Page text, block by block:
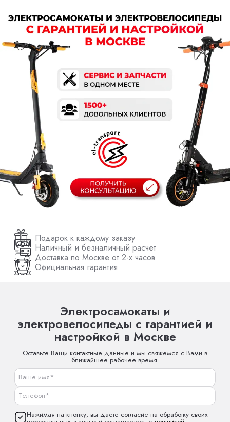
Подарок к каждому заказу
Наличный и безналичный расчет
Доставка по Москве от 2-х часов
Официальная гарантия
Электросамокаты и
электровелосипеды с гарантией и
настройкой в Москве
Оставьте Ваши контактные данные и мы свяжемся с Вами в
ближайшее рабочее время.
Нажимая на кнопку, вы даете согласие на обработку своих